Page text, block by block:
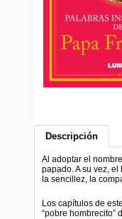
Descripción
Al adoptar el
papado. A su vez,
la sencillez, la
Los capítulos de
“pobre hombrecito”